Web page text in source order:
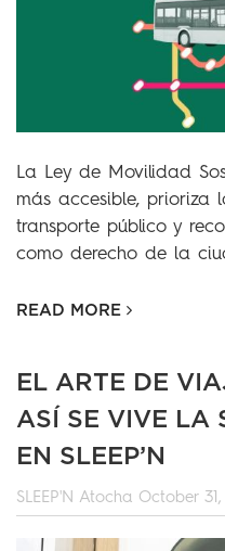
La Ley de Movilidad
más accesible, prioriza
transporte público y
como derecho de la
READ MORE
EL ARTE DE
ASÍ SE VIVE LA
EN SLEEP’N
SLEEP'N Atocha October